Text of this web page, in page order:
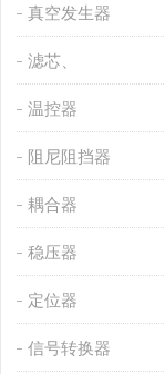
真空发生器
滤芯、
温控器
阻尼阻挡器
耦合器
稳压器
定位器
信号转换器